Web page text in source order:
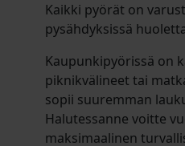
Kaikki pyörät on
pysähdyksissä
Kaupunkipyörissä on
piknikvälineet tai
sopii suuremman
Halutessanne voitte
maksimaalinen